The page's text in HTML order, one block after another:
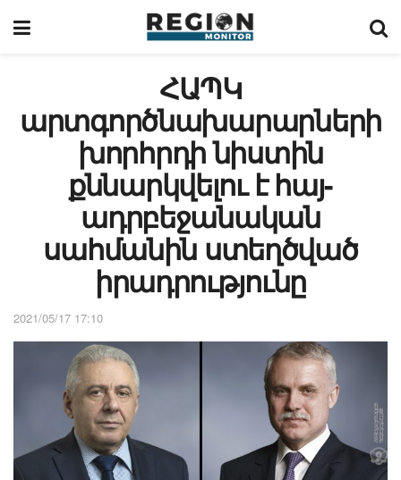
ՀԱՊԿ
արտգործնախարարների
խորհրդի նիստին
քննարկվելու է հայ-
ադրբեջանական
սահմանին ստեղծված
իրադրությունը
2021/05/17 17:10